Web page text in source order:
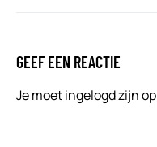
GEEF EEN REACTIE
Je moetingelogd zijn op